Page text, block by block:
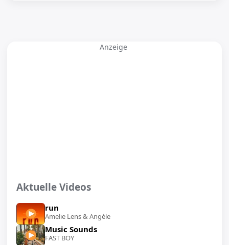
Anzeige
Aktuelle Videos
run
Amelie Lens & Angèle
Music Sounds
FAST BOY